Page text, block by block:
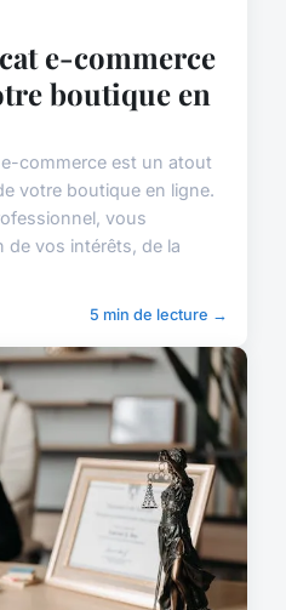
e-commerce
boutique en
commerce est un atout
votre boutique en ligne.
vous
de vos intérêts, de la
5 min de lecture →